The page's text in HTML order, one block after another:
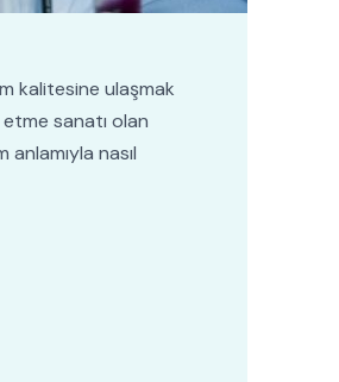
kalitesine ulaşmak
sanatı olan
nasıl